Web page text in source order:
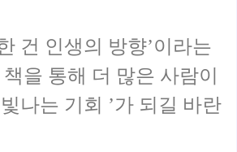
건 인생의 방향’이라는
을 통해 더 많은 사람이
나는 기회 ’가 되길 바란